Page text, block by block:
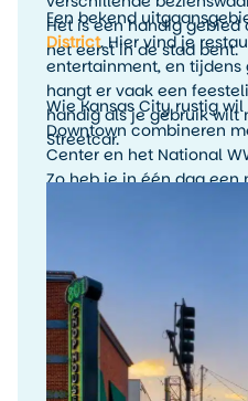
Het is een handig
het eerst in de stad bent.
Een bekend
District. Hier vind je
entertainment, en
hangt er vaak een
handig als je gebruik wilt
Streetcar.
Wie Kansas City rustig
Downtown combineren
Center en het National
Zo heb je in één dag een